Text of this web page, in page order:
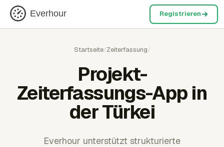
Everhour Registrieren
Startseite/Zeiterfassung/
Projekt-
Zeiterfassungs-App in
der Türkei
Everhour unterstützt strukturierte